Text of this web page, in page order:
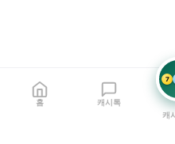
홈 캐시톡
7
캐